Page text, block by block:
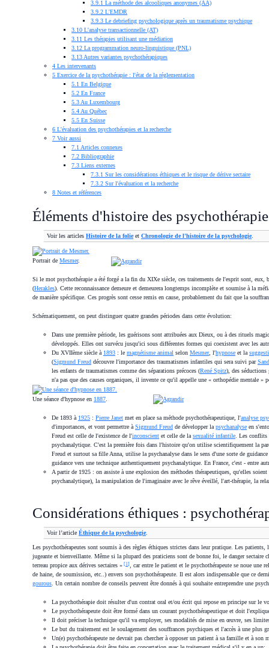
3.9.1 La méthode des alcooliques anonymes (AA)
3.9.2 L'EMDR
3.9.3 Le debriefing psychologique après un traumatisme psychique
3.10 L'analyse transactionnelle (AT)
3.11 Les thérapies utilisant une médiation
3.12 La programmation neuro-linguistique (PNL)
3.13 Autres variantes psychothérapiques
4 Les intervenants
5 Exercice de la psychothérapie : l'état de la réglementation
5.1 En Belgique
5.2 En France
5.3 Au Luxembourg
5.4 Au Québec
5.5 En Suisse
6 L'évaluation des psychothérapies et la recherche
7 Voir aussi
7.1 Articles connexes
7.2 Bibliographie
7.3 Liens externes
7.3.1 Sur les considérations éthiques et le risque de dérive sectaire
7.3.2 Sur l'évaluation et la recherche
8 Notes et références
Éléments d'histoire des
Voir les articles Histoire de la folieet Chronologie de l'histoire de la psychologie.
Portrait de Mesmer.
Si le mot psychothérapie a été forgé a la fin du XIXe siècle, ces traitements de l'esprit sont, eux,
(Herakles). Cette reconnaissance demeure et demeurera longtemps incomplète et soumise à la
de manière spécifique. Ces progrès sont cesse remis en cause, probablement du fait que la
Schématiquement, on peut distinguer quatre grandes périodes dans cette évolution:
Dans une première période, les guérisons sont attribuées aux Dieux, ou à des rituels
développés. Elles ont survécu jusqu'ici sous différentes formes qui coexistent avec les
Du XVIIème siècle à 1893 : le magnétisme animal selon Mesmer, l'hypnose et la
(Sigmund Freud découvre l'importance des traumatismes infantiles qui sera suivi par
les enfants de traumatismes comme des séparations précoces (René Spitz), des séductions
n'a pas que des causes organiques, il invente ce qu'il appelle une « orthopédie mentale »
Une séance d'hypnose en 1887
De 1893 à 1925 : Pierre Janet met en place sa méthode psychothérapeutique, l'analyse
d'importances, et vont permettre à Sigmund Freud de développer la psychanalyse en
Freud est celle de l'existence de l'inconscient et celle de la sexualité infantile . Les
psychanalytique. C'est la première fois dans l'histoire qu'on utilise scientifiquement la
Freud et surtout sa fille Anna, utilise la psychanalyse dans le sens d'une sorte de
guidance vers une technique authentiquement psychanalytique. En France, c'est - entre
A partir de 1925 : on assiste à une explosion des méthodes thérapeutiques, qu'elles
psychanalytique), la manipulation de l'imaginaire avec le rêve éveillé, l'art-thérapie, la
Considérations éthiques :
Voir l’article Éthique de la psychologie.
Les psychothérapeutes sont soumis à des règles éthiques strictes dans leur pratique. Les
jugeante et bienveillante. Même si la plupard des praticiens sont de bonne foi, le danger
terreau propice aux dérives sectaires » [1], car entre le patient et le psychothérapeute se noue une
de haine, de soumission, etc..) envers son psychothérapeute. Il est alors indispensable que ce
gourous. Un certain nombre de conseils peuvent être donnés à qui souhaite entreprendre une
La psychothérapie doit résulter d'un contrat oral et/ou écrit qui repose en principe sur le
Le psychothérapeute doit être formé dans un courant psychothérapeutique et doit
Il doit préciser la technique qu'il va employer, ses modalités de mise en œuvre, ses
Le but du traitement est le soulagement des souffrances psychiques et l'accès à une plus
Un(e) psychothérapeute ne devrait pas chercher à opposer un patient à sa famille et à son